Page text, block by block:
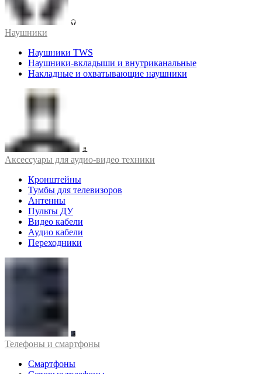
Наушники
Наушники TWS
Наушники-вкладыши и внутриканальные
Накладные и охватывающие наушники
Аксессуары для аудио-видео техники
Кронштейны
Тумбы для телевизоров
Антенны
Пульты ДУ
Видео кабели
Аудио кабели
Переходники
Телефоны и смартфоны
Смартфоны